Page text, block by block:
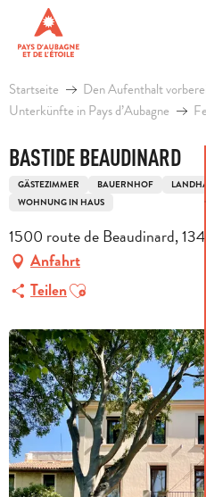
contenu
principal
Startseite
Den Aufenthalt
Unterkünfte in Pays d’Aubagne
BASTIDE BEAUDINARD
GÄSTEZIMMER BAUERNHOF
WOHNUNG IN HAUS
1500 route de Beaudinard,
Anfahrt
TeilenAjouter aux favoris